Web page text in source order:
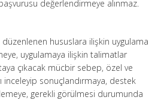
değerlendirmeye alınmaz.
düzenlenen hususlara ilişkin uygulama
uygulamaya ilişkin talimatlar
çıkacak mücbir sebep, özel ve
inceleyip sonuçlandırmaya, destek
gerekli görülmesi durumunda